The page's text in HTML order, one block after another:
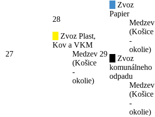
27
28
Zvoz Plast,
Kov a VKM
Medzev
(Košice
-
okolie)
29
Zvoz
Papier
Medzev
(Košice
-
okolie)
Zvoz
komunálneho
odpadu
Medzev
(Košice
-
okolie)